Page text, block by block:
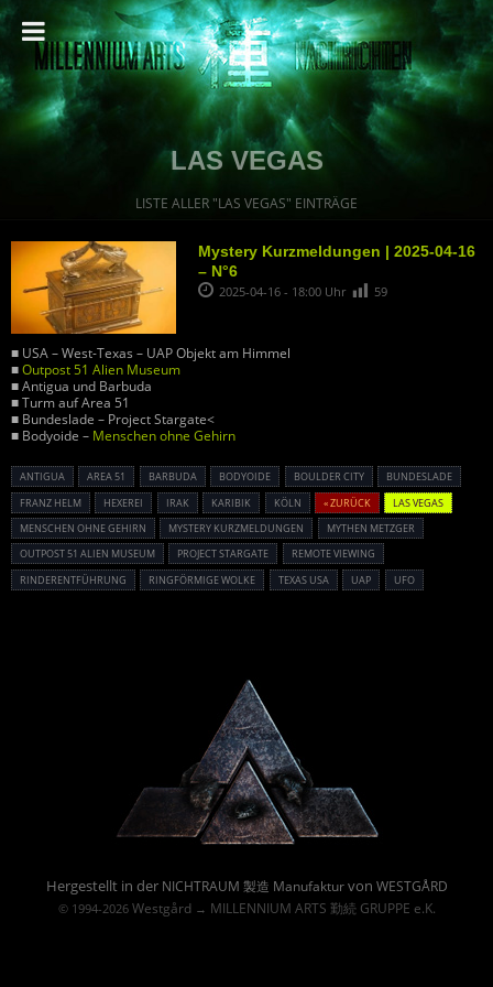
LAS VEGAS
LISTE ALLER "LAS VEGAS" EINTRÄGE
Mystery Kurzmeldungen | 2025-04-16
– N°6
2025-04-16 - 18:00 Uhr 59
■ USA – West-Texas – UAP Objekt am Himmel
■Outpost 51 Alien Museum
■ Antigua und Barbuda
■ Turm auf Area 51
■ Bundeslade – Project Stargate<
■ Bodyoide – Menschen ohne Gehirn
ANTIGUA AREA 51 BARBUDA BODYOIDE BOULDER CITY
BUNDESLADE
FRANZ HELM
HEXEREI IRAK KARIBIK KÖLN « ZURÜCK
LAS VEGAS
MENSCHEN OHNE GEHIRN
MYSTERY KURZMELDUNGEN
MYTHEN METZGER
OUTPOST 51 ALIEN MUSEUM
PROJECT STARGATE
REMOTE VIEWING
RINDERENTFÜHRUNG
RINGFÖRMIGE WOLKE TEXAS USA UAP UFO
Hergestellt in der NICHTRAUM 製造 Manufakturvon WESTGÅRD
© 1994-2026 Westgård→ MILLENNIUM ARTS 勤続 GRUPPE e.K.
Powered By :